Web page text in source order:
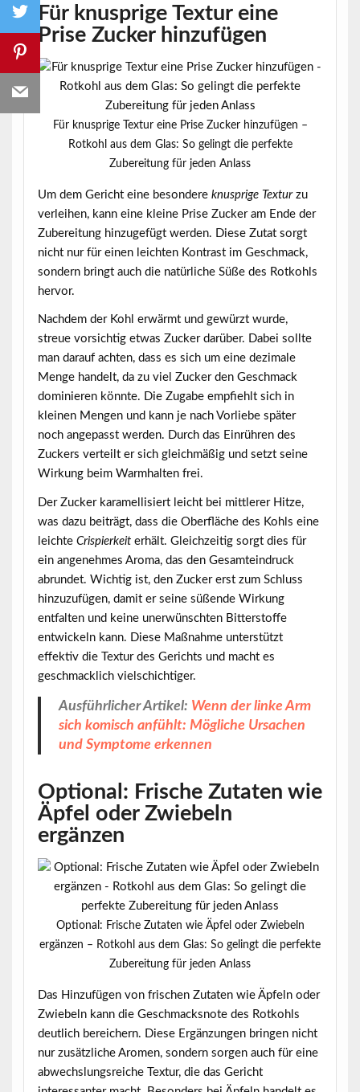
Für knusprige Textur eine
Prise Zucker hinzufügen
Für knusprige Textur eine Prise Zucker hinzufügen –
Rotkohl aus dem Glas: So gelingt die perfekte
Zubereitung für jeden Anlass
Um dem Gericht eine besondere knusprige Texturzu
verleihen, kann eine kleine Prise Zucker am Ende der
Zubereitung hinzugefügt werden. Diese Zutat sorgt
nicht nur für einen leichten Kontrast im Geschmack,
sondern bringt auch die natürliche Süße des Rotkohls
hervor.
Nachdem der Kohl erwärmt und gewürzt wurde,
streue vorsichtig etwas Zucker darüber. Dabei sollte
man darauf achten, dass es sich um eine dezimale
Mengehandelt, da zu viel Zucker den Geschmack
dominieren könnte. Die Zugabe empfiehlt sich in
kleinen Mengen und kann je nach Vorliebe später
noch angepasst werden. Durch das Einrühren des
Zuckers verteilt er sich gleichmäßig und setzt seine
Wirkung beim Warmhalten frei.
Der Zucker karamellisiert leicht bei mittlerer Hitze,
was dazu beiträgt, dass die Oberfläche des Kohls eine
leichte Crispierkeiterhält. Gleichzeitig sorgt dies für
ein angenehmes Aroma, das den Gesamteindruck
abrundet. Wichtig ist, den Zucker erst zum Schluss
hinzuzufügen, damit er seine süßende Wirkung
entfalten und keine unerwünschten Bitterstoffe
entwickeln kann. Diese Maßnahme unterstützt
effektiv die Textur des Gerichts und macht es
geschmacklich vielschichtiger.
Ausführlicher Artikel: Wenn der linke Arm
sich komisch anfühlt: Mögliche Ursachen
und Symptome erkennen
Optional: Frische Zutaten wie
Äpfel oder Zwiebeln
ergänzen
Optional: Frische Zutaten wie Äpfel oder Zwiebeln
ergänzen – Rotkohl aus dem Glas: So gelingt die perfekte
Zubereitung für jeden Anlass
Das Hinzufügen von frischen Zutatenwie Äpfeln oder
Zwiebeln kann die Geschmacksnote des Rotkohls
deutlich bereichern. Diese Ergänzungen bringen nicht
nur zusätzliche Aromen, sondern sorgen auch für eine
abwechslungsreiche Textur, die das Gericht